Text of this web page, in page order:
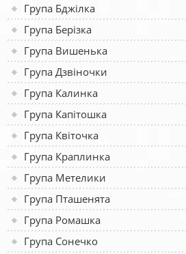
Група Бджілка
Група Берізка
Група Вишенька
Група Дзвіночки
Група Калинка
Група Капітошка
Група Квіточка
Група Краплинка
Група Метелики
Група Пташенята
Група Ромашка
Група Сонечко